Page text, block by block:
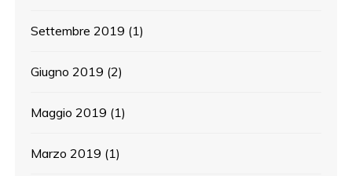
Settembre 2019 (1)
Giugno 2019 (2)
Maggio 2019 (1)
Marzo 2019 (1)